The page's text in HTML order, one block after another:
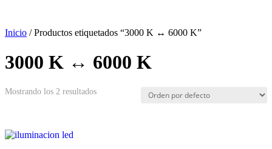
Inicio / Productos etiquetados “3000 K ↔ 6000 K”
3000 K ↔ 6000 K
Mostrando los 2 resultados